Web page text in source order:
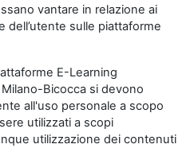
vantare in relazione ai
dell’utente sulle piattaforme
E-Learning
Bicocca si devono
all'uso personale a scopo
utilizzati a scopi
utilizzazione dei contenuti